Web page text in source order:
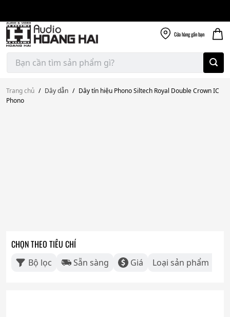
content
Cửa hànggần bạn
Tìm
kiếm:
Trang chủ / Dây dẫn / Dây tín hiệu Phono Siltech Royal Double Crown IC
Phono
CHỌN THEO TIÊU CHÍ
Bộ lọc Sẵn sàng Giá Loại sản phẩm